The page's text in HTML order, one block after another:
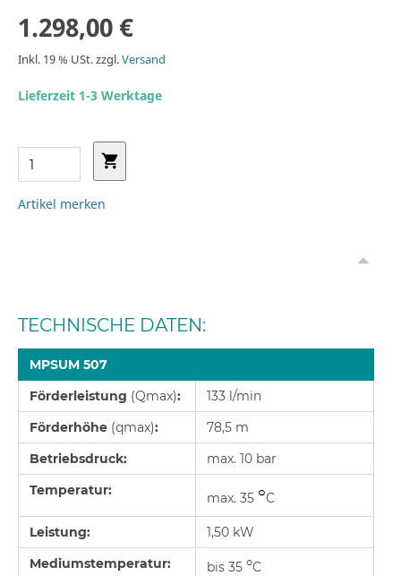
1.298,00 €
Inkl. 19 % USt. zzgl.Versand
Lieferzeit 1-3 Werktage
Artikel merken
TECHNISCHE DATEN:
MPSUM 507
Förderleistung (Qmax):
133 l/min
Förderhöhe (qmax):
78,5 m
Betriebsdruck:
max. 10 bar
Temperatur:
max. 35 °C
Leistung:
1,50 kW
Mediumstemperatur:
bis 35 °C